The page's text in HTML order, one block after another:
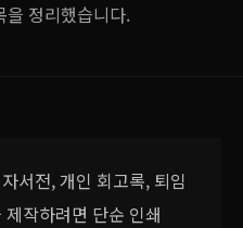
을 정리했습니다.
서전, 개인 회고록, 퇴임
작하려면 단순 인쇄